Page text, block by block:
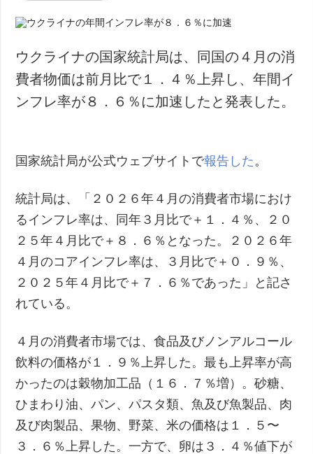
ウクライナの国家統計局は、同国の４月の消
費者物価は前月比で１．４％上昇し、年間イ
ンフレ率が８．６％に加速したと発表した。
国家統計局が公式ウェブサイトで報告した 。
統計局は、「２０２６年４月の消費者市場におけ
るインフレ率は、同年３月比で＋１．４％、２０
２５年４月比で＋８．６％となった。２０２６年
４月のコアインフレ率は、３月比で＋０．９％、
２０２５年４月比で＋７．６％であった」と記さ
れている。
４月の消費者市場では、食品及びノンアルコール
飲料の価格が１．９％上昇した。最も上昇率が高
かったのは穀物加工品（１６．７％増）。砂糖、
ひまわり油、パン、パスタ類、魚及び魚製品、肉
及び肉製品、果物、野菜、米の価格は１．５〜
３．６％上昇した。一方で、卵は３．４％値下が